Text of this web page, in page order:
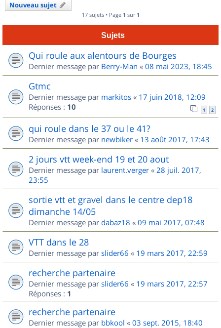
Nouveau sujet
17 sujets • Page 1 sur 1
Sujets
Qui roule aux alentours de Bourges
Dernier message par Berry-Man « 08 mai 2023, 18:45
Gtmc
Dernier message par markitos « 17 juin 2018, 12:09
Réponses : 10 1 2
qui roule dans le 37 ou le 41?
Dernier message par newbiker « 13 août 2017, 17:43
2 jours vtt week-end 19 et 20 aout
Dernier message par laurent.verger « 28 juil. 2017,
23:55
sortie vtt et gravel dans le centre dep18
dimanche 14/05
Dernier message par dabaz18 « 09 mai 2017, 07:48
VTT dans le 28
Dernier message par slider66 « 19 mars 2017, 22:59
recherche partenaire
Dernier message par slider66 « 19 mars 2017, 22:57
Réponses : 1
recherche partenaire
Dernier message par bbkool « 03 sept. 2015, 18:40